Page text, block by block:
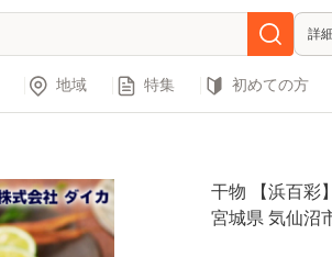
詳
地域 特集 初めての方
干物 【浜百彩
宮城県 気仙沼